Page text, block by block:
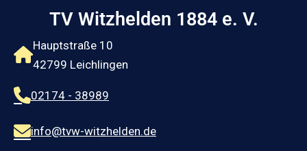
TV Witzhelden 1884 e. V.
Hauptstraße 10
42799 Leichlingen
02174 - 38989
info@tvw-witzhelden.de